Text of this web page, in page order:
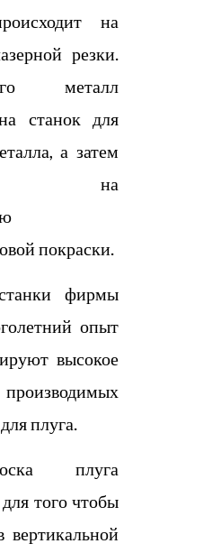
на
резки.
металл
станок для
а затем
на
покраски.
фирмы
опыт
высокое
плуга.
плуга
того чтобы
вертикальной